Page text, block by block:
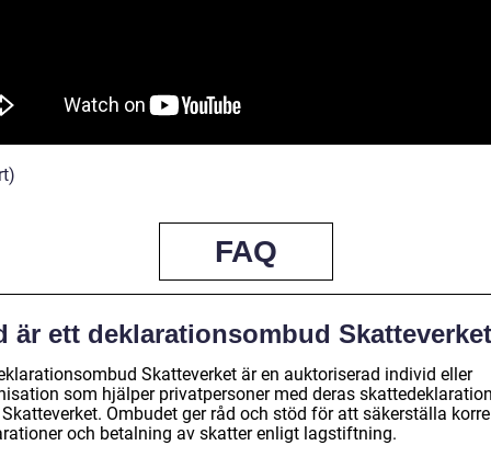
FAQ
är ett deklarationsombud
Skatteverket är en auktoriserad individ eller
som hjälper privatpersoner med deras
Ombudet ger råd och stöd för att säkerställa
och betalning av skatter enligt lagstiftning.